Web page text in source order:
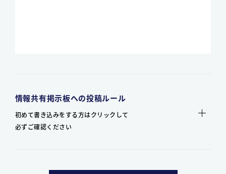
情報共有掲示板への投稿ルール
初めて書き込みをする方はクリックして
必ずご確認ください